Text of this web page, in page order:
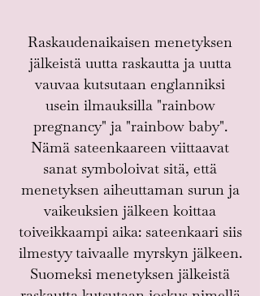
Raskaudenaikaisen menetyksen
jälkeistä uutta raskautta ja uutta
vauvaa kutsutaan englanniksi
usein ilmauksilla "rainbow
pregnancy" ja "rainbow baby".
Nämä sateenkaareen viittaavat
sanat symboloivat sitä, että
menetyksen aiheuttaman surun ja
vaikeuksien jälkeen koittaa
toiveikkaampi aika: sateenkaari siis
ilmestyy taivaalle myrskyn jälkeen.
Suomeksi menetyksen jälkeistä